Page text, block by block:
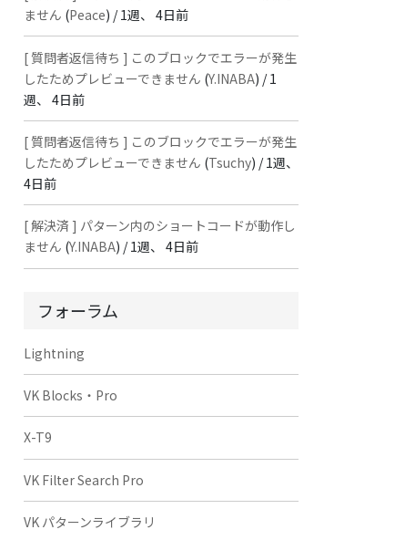
ません (Peace) /1週、 4日前
[ 質問者返信待ち ] このブロックでエラーが発生
したためプレビューできません (Y.INABA) /1
週、 4日前
[ 質問者返信待ち ] このブロックでエラーが発生
したためプレビューできません (Tsuchy) /1週、
4日前
[ 解決済 ] パターン内のショートコードが動作し
ません (Y.INABA) /1週、 4日前
フォーラム
Lightning
VK Blocks・Pro
X-T9
VK Filter Search Pro
VK パターンライブラリ